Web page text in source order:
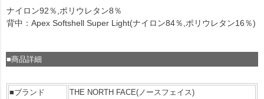
ナイロン92％,ポリウレタン8％
背中：Apex Softshell Super Light(ナイロン84％,ポリウレタン16％)
■商品詳細
■ブランド THE NORTH FACE(ノースフェイス)